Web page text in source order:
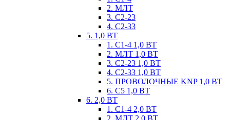
2. МЛТ
3. С2-23
4. С2-33
5. 1,0 ВТ
1. С1-4 1,0 ВТ
2. МЛТ 1,0 ВТ
3. С2-23 1,0 ВТ
4. С2-33 1,0 ВТ
5. ПРОВОЛОЧНЫЕ KNP 1,0 ВТ
6. С5 1,0 ВТ
6. 2,0 ВТ
1. С1-4 2,0 ВТ
2. МЛТ 2,0 ВТ